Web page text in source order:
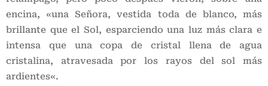
encina, «una Señora, vestida toda de blanco, más
brillante que el Sol, esparciendo una luz más clara e
intensa que una copa de cristal llena de agua
cristalina, atravesada por los rayos del sol más
ardientes«.